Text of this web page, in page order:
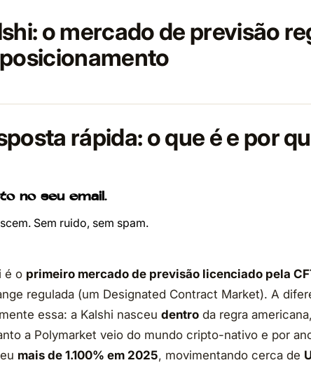
o mercado de previsão
rápida: o que é e por
no seu email.
Sem ruido, sem spam.
é o primeiro mercado de previsão licenciado pela
regulada (um Designated Contract Market). A
essa: a Kalshi nasceu dentro da regra
a Polymarket veio do mundo cripto-nativo e por
mais de 1.100% em 2025, movimentando cerca de